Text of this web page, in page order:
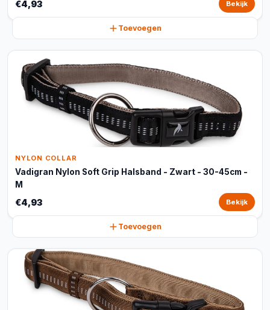
€4,93 Bekijk
Toevoegen
NYLON COLLAR
Vadigran Nylon Soft Grip Halsband - Zwart - 30-45cm -
M
€4,93 Bekijk
Toevoegen